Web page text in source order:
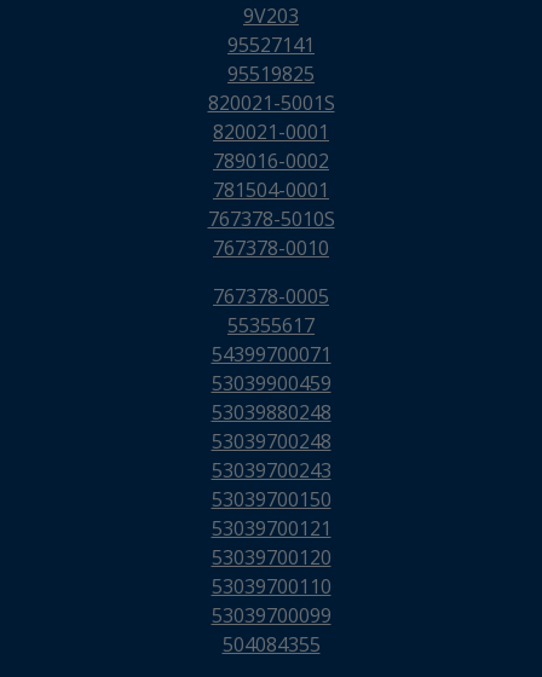
9V203
95527141
95519825
820021-5001S
820021-0001
789016-0002
781504-0001
767378-5010S
767378-0010
767378-0005
55355617
54399700071
53039900459
53039880248
53039700248
53039700243
53039700150
53039700121
53039700120
53039700110
53039700099
504084355